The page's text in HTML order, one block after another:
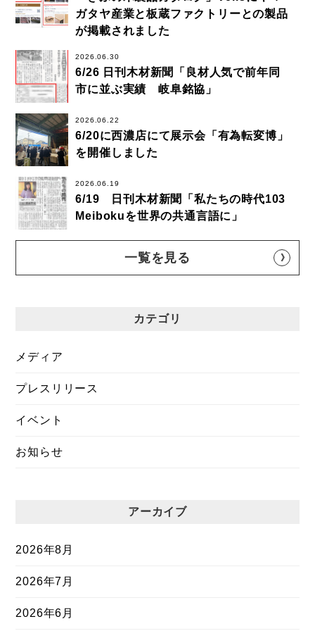
ガタヤ産業と板蔵ファクトリーとの製品
が掲載されました
2026.06.30
6/26 日刊木材新聞「良材人気で前年同
市に並ぶ実績 岐阜銘協」
2026.06.22
6/20に西濃店にて展示会「有為転変博」
を開催しました
2026.06.19
6/19 日刊木材新聞「私たちの時代103
Meibokuを世界の共通言語に」
一覧を見る
カテゴリ
メディア
プレスリリース
イベント
お知らせ
アーカイブ
2026年8月
2026年7月
2026年6月